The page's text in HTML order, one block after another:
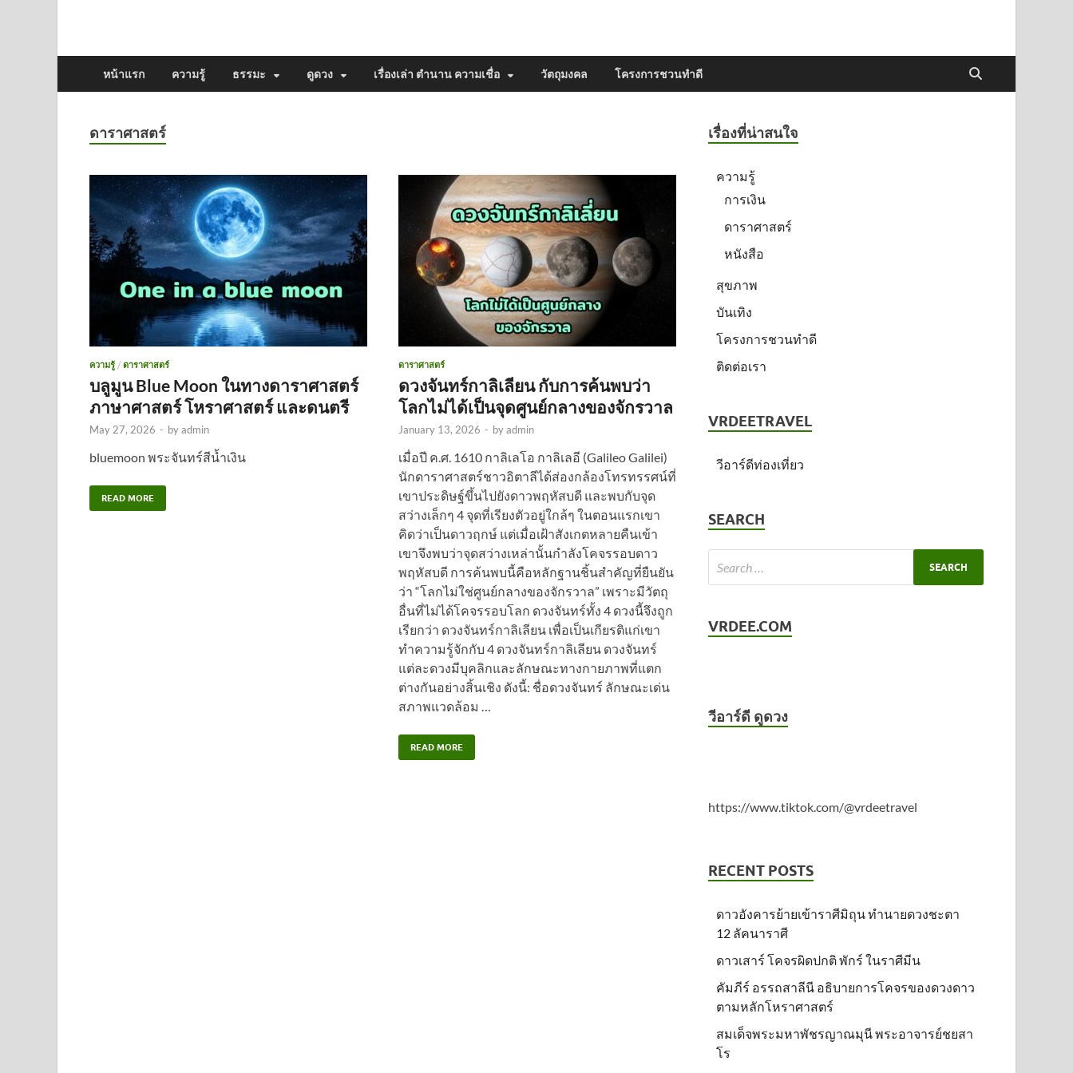
หน้าแรก ความรู้ ธรรมะ ดูดวง เรื่องเล่า ตำนาน ความเชื่อ วัตถุมงคล โครงการชวนทำดี
ดาราศาสตร์
ความรู้ / ดาราศาสตร์
บลูมูน Blue Moon ในทางดาราศาสตร์
ภาษาศาสตร์ โหราศาสตร์ และดนตรี
May 27, 2026 - byadmin
bluemoon พระจันทร์สีน้ำเงิน
READ MORE
ดาราศาสตร์
ดวงจันทร์กาลิเลียน กับการค้นพบว่า
โลกไม่ได้เป็นจุดศูนย์กลางของจักรวาล
January 13, 2026 - byadmin
เมื่อปี ค.ศ. 1610 กาลิเลโอ กาลิเลอี (Galileo Galilei)
นักดาราศาสตร์ชาวอิตาลีได้ส่องกล้องโทรทรรศน์ที่
เขาประดิษฐ์ขึ้นไปยังดาวพฤหัสบดี และพบกับจุด
สว่างเล็กๆ 4 จุดที่เรียงตัวอยู่ใกล้ๆ ในตอนแรกเขา
คิดว่าเป็นดาวฤกษ์ แต่เมื่อเฝ้าสังเกตหลายคืนเข้า
เขาจึงพบว่าจุดสว่างเหล่านั้นกำลังโคจรรอบดาว
พฤหัสบดี การค้นพบนี้คือหลักฐานชิ้นสำคัญที่ยืนยัน
ว่า “โลกไม่ใช่ศูนย์กลางของจักรวาล” เพราะมีวัตถุ
อื่นที่ไม่ได้โคจรรอบโลก ดวงจันทร์ทั้ง 4 ดวงนี้จึงถูก
เรียกว่า ดวงจันทร์กาลิเลียน เพื่อเป็นเกียรติแก่เขา
ทำความรู้จักกับ 4 ดวงจันทร์กาลิเลียน ดวงจันทร์
แต่ละดวงมีบุคลิกและลักษณะทางกายภาพที่แตก
ต่างกันอย่างสิ้นเชิง ดังนี้: ชื่อดวงจันทร์ ลักษณะเด่น
สภาพแวดล้อม …
READ MORE
เรื่องที่น่าสนใจ
ความรู้
การเงิน
ดาราศาสตร์
หนังสือ
สุขภาพ
บันเทิง
โครงการชวนทำดี
ติดต่อเรา
VRDEETRAVEL
วีอาร์ดีท่องเที่ยว
SEARCH
VRDEE.COM
วีอาร์ดี ดูดวง
https://www.tiktok.com/@vrdeetravel
RECENT POSTS
ดาวอังคารย้ายเข้าราศีมิถุน ทำนายดวงชะตา
12 ลัคนาราศี
ดาวเสาร์ โคจรผิดปกติ พักร์ ในราศีมีน
คัมภีร์ อรรถสาลีนี อธิบายการโคจรของดวงดาว
ตามหลักโหราศาสตร์
สมเด็จพระมหาพัชรญาณมุนี พระอาจารย์ชยสา
โร